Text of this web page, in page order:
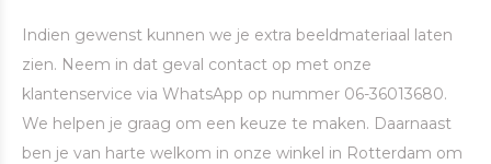
Indien gewenst kunnen we je extra beeldmateriaal laten
zien. Neem in dat geval contact op met onze
klantenservice via WhatsApp op nummer 06-36013680.
We helpen je graag om een keuze te maken. Daarnaast
ben je van harte welkom in onze winkel in Rotterdam om